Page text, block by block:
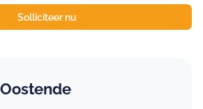
Solliciteer nu